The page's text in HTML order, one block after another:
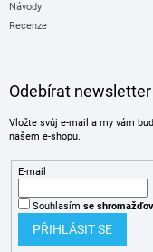
Návody
Recenze
Odebírat newsletter
Vložte svůj e-mail a my vám
našem e-shopu.
E-mail
Souhlasím se
PŘIHLÁSIT SE